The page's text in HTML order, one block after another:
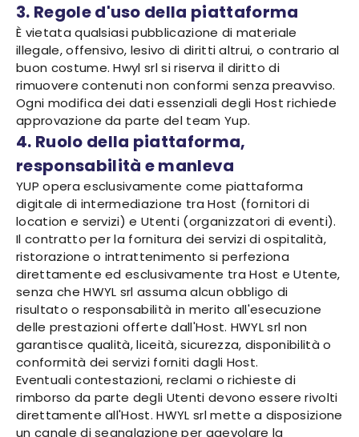
3. Regole d'uso della piattaforma
È vietata qualsiasi pubblicazione di materiale
illegale, offensivo, lesivo di diritti altrui, o contrario al
buon costume. Hwyl srl si riserva il diritto di
rimuovere contenuti non conformi senza preavviso.
Ogni modifica dei dati essenziali degli Host richiede
approvazione da parte del team Yup.
4. Ruolo della piattaforma,
responsabilità e manleva
YUP opera esclusivamente come piattaforma
digitale di intermediazione tra Host (fornitori di
location e servizi) e Utenti (organizzatori di eventi).
Il contratto per la fornitura dei servizi di ospitalità,
ristorazione o intrattenimento si perfeziona
direttamente ed esclusivamente tra Host e Utente,
senza che HWYL srl assuma alcun obbligo di
risultato o responsabilità in merito all'esecuzione
delle prestazioni offerte dall'Host. HWYL srl non
garantisce qualità, liceità, sicurezza, disponibilità o
conformità dei servizi forniti dagli Host.
Eventuali contestazioni, reclami o richieste di
rimborso da parte degli Utenti devono essere rivolti
direttamente all'Host. HWYL srl mette a disposizione
un canale di segnalazione per agevolare la